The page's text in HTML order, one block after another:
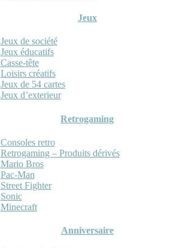
Jeux
Jeux de société
Jeux éducatifs
Casse-tête
Loisirs créatifs
Jeux de 54 cartes
Jeux d’exterieur
Retrogaming
Consoles retro
Retrogaming – Produits dérivés
Mario Bros
Pac-Man
Street Fighter
Sonic
Minecraft
Anniversaire